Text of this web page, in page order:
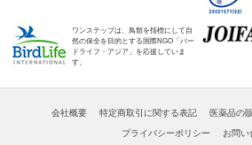
ワンステップは、鳥類を指標にして自
然の保全を目的とする国際NGO「バー
ドライフ・アジア」を応援していま
す。
会社概要 特定商取引に関する表記 医薬品の
プライバシーポリシー お問い